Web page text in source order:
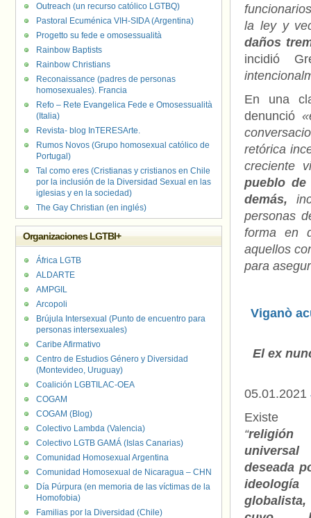
la ley y
daños
incidió
En una
denunció
retórica
creciente
pueblo de
demás,
personas
forma en
aquellos
para
Viganò
El ex
05.01.2021
Existe
“religión
universal
deseada
ideología
globalista,
Outreach (un recurso católico LGTBQ)
Pastoral Ecuménica VIH-SIDA (Argentina)
Progetto su fede e omosessualità
Rainbow Baptists
Rainbow Christians
Reconaissance (padres de personas
homosexuales). Francia
Refo – Rete Evangelica Fede e Omosessualità
(Italia)
Revista- blog InTERESArte.
Rumos Novos (Grupo homosexual católico de
Portugal)
Tal como eres (Cristianas y cristianos en Chile
por la inclusión de la Diversidad Sexual en las
iglesias y en la sociedad)
The Gay Christian (en inglés)
Organizaciones LGTBI+
África LGTB
ALDARTE
AMPGIL
Arcopoli
Brújula Intersexual (Punto de encuentro para
personas intersexuales)
Caribe Afirmativo
Centro de Estudios Género y Diversidad
(Montevideo, Uruguay)
Coalición LGBTILAC-OEA
COGAM
COGAM (Blog)
Colectivo Lambda (Valencia)
Colectivo LGTB GAMÁ (Islas Canarias)
Comunidad Homosexual Argentina
Comunidad Homosexual de Nicaragua – CHN
Día Púrpura (en memoria de las víctimas de la
Homofobia)
Familias por la Diversidad (Chile)